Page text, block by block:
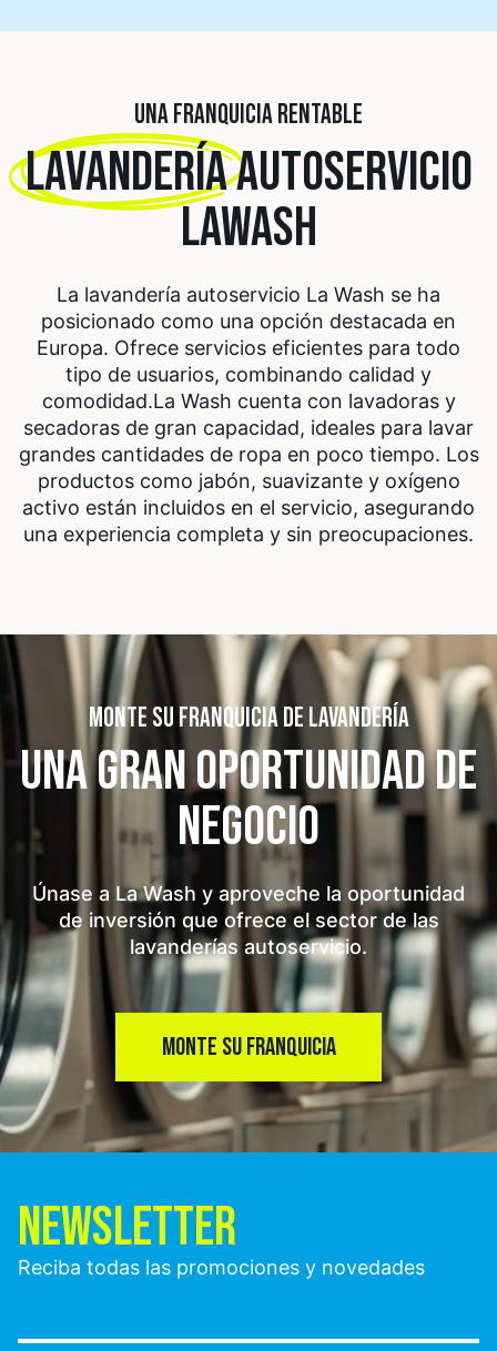
UNA FRANQUICIA RENTABLE
LAVANDERÍAAUTOSERVICIO
LAWASH
La lavandería autoservicio La Wash se ha
posicionado como una opción destacada en
Europa. Ofrece servicios eficientes para todo
tipo de usuarios, combinando calidad y
comodidad.La Wash cuenta con lavadoras y
secadoras de gran capacidad, ideales para lavar
grandes cantidades de ropa en poco tiempo. Los
productos como jabón, suavizante y oxígeno
activo están incluidos en el servicio, asegurando
una experiencia completa y sin preocupaciones.
MONTE SU FRANQUICIA DE LAVANDERÍA
UNA GRAN OPORTUNIDADDE
NEGOCIO
Únase a La Wash y aproveche la oportunidad
de inversión que ofrece el sector de las
lavanderías autoservicio.
MONTE SU FRANQUICIA
NEWSLETTER
Reciba todas las promociones y novedades